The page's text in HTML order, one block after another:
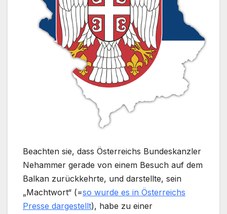
Beachten sie, dass Österreichs Bundeskanzler
Nehammer gerade von einem Besuch auf dem
Balkan zurückkehrte, und darstellte, sein
„Machtwort“ (=so wurde es in Österreichs
Presse dargestellt), habe zu einer